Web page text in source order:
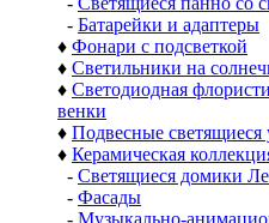
- Батарейки и адаптеры
♦ Фонари с подсветкой
♦ Светильники на
♦ Светодиодная
венки
♦ Подвесные светящиеся
♦ Керамическая
- Светящиеся домики
- Фасады
- Музыкально-